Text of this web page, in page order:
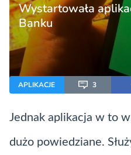
Wystartowała
Banku
APLIKACJE 3
Jednak aplikacja w to
dużo powiedziane.